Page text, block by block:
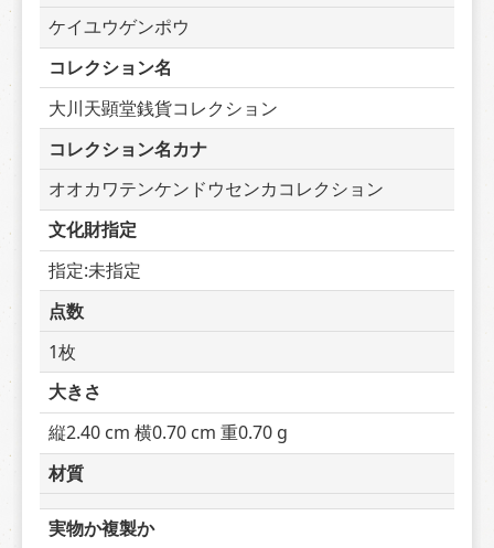
ケイユウゲンポウ
コレクション名
大川天顕堂銭貨コレクション
コレクション名カナ
オオカワテンケンドウセンカコレクション
文化財指定
指定:未指定
点数
1枚
大きさ
縦2.40 cm 横0.70 cm 重0.70 g
材質
実物か複製か